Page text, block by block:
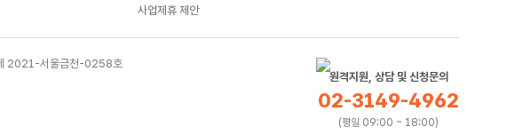
사업제휴 제안
2021-서울금천-0258호
원격지원, 상담 및 신청문의
02-3149-4962
(평일 09:00 ~ 18:00)